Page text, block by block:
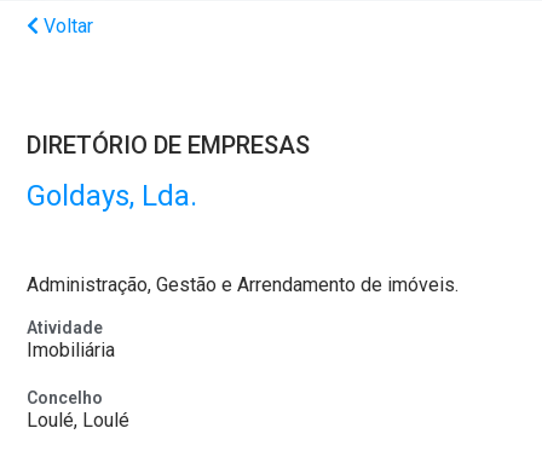
Voltar
DIRETÓRIO DE EMPRESAS
Goldays, Lda.
Administração, Gestão e Arrendamento de imóveis.
Atividade
Imobiliária
Concelho
Loulé, Loulé